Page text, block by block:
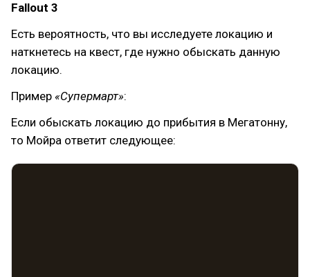
Fallout 3
Есть вероятность, что вы исследуете локацию и
наткнетесь на квест, где нужно обыскать данную
локацию.
Пример «Супермарт»:
Если обыскать локацию до прибытия в Мегатонну,
то Мойра ответит следующее: